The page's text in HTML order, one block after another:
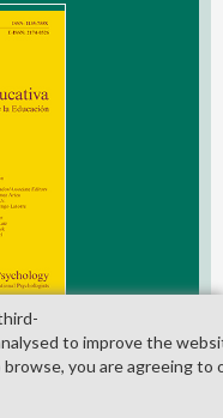
to improve the
you are agreeing to